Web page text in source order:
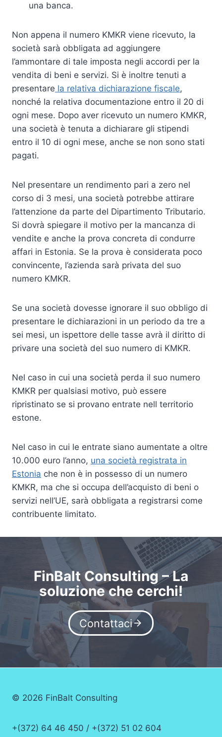
una banca.
Non appena il numero KMKR viene ricevuto, la
società sarà obbligata ad aggiungere
l’ammontare di tale imposta negli accordi per la
vendita di beni e servizi. Si è inoltre tenuti a
presentare la relativa dichiarazione fiscale,
nonché la relativa documentazione entro il 20 di
ogni mese. Dopo aver ricevuto un numero KMKR,
una società è tenuta a dichiarare gli stipendi
entro il 10 di ogni mese, anche se non sono stati
pagati.
Nel presentare un rendimento pari a zero nel
corso di 3 mesi, una società potrebbe attirare
l’attenzione da parte del Dipartimento Tributario.
Si dovrà spiegare il motivo per la mancanza di
vendite e anche la prova concreta di condurre
affari in Estonia. Se la prova è considerata poco
convincente, l’azienda sarà privata del suo
numero KMKR.
Se una società dovesse ignorare il suo obbligo di
presentare le dichiarazioni in un periodo da tre a
sei mesi, un ispettore delle tasse avrà il diritto di
privare una società del suo numero di KMKR.
Nel caso in cui una società perda il suo numero
KMKR per qualsiasi motivo, può essere
ripristinato se si provano entrate nell territorio
estone.
Nel caso in cui le entrate siano aumentate a oltre
10.000 euro l’anno, una società registrata in
Estonia che non è in possesso di un numero
KMKR, ma che si occupa dell’acquisto di beni o
servizi nell’UE, sarà obbligata a registrarsi come
contribuente limitato.
FinBalt Consulting – La
soluzione che cerchi!
Contattaci
© 2026 FinBalt Consulting
+(372) 64 46 450 / +(372) 51 02 604